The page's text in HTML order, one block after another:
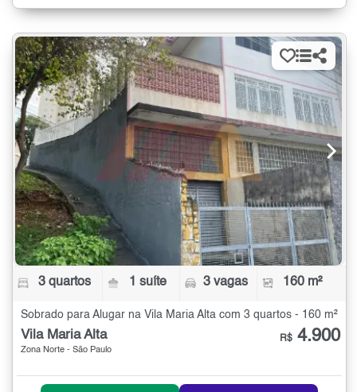
3 quartos 1 suíte 3 vagas 160 m²
Sobrado para Alugar na Vila Maria Alta com 3 quartos - 160 m²
Vila Maria Alta
Zona Norte - São Paulo
R$ 4.900